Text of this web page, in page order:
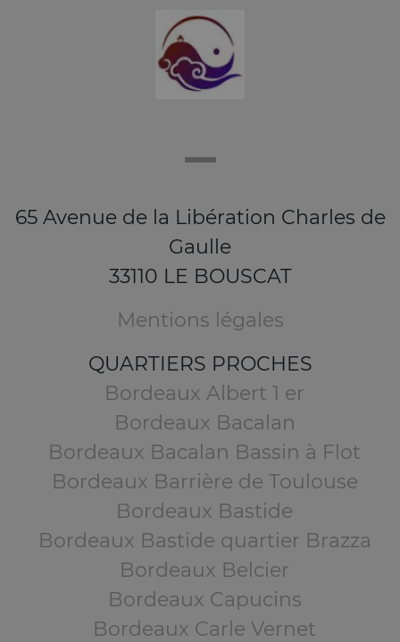
65 Avenue de la Libération Charles de
Gaulle
33110 LE BOUSCAT
Mentions légales
QUARTIERS PROCHES
Bordeaux Albert 1 er
Bordeaux Bacalan
Bordeaux Bacalan Bassin à Flot
Bordeaux Barrière de Toulouse
Bordeaux Bastide
Bordeaux Bastide quartier Brazza
Bordeaux Belcier
Bordeaux Capucins
Bordeaux Carle Vernet